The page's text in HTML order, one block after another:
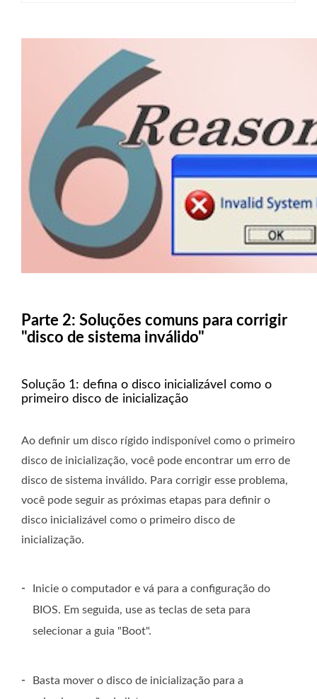
Parte 2: Soluções comuns para corrigir
"disco de sistema inválido"
Solução 1: defina o disco inicializável como o
primeiro disco de inicialização
Ao definir um disco rígido indisponível como o primeiro
disco de inicialização, você pode encontrar um erro de
disco de sistema inválido. Para corrigir esse problema,
você pode seguir as próximas etapas para definir o
disco inicializável como o primeiro disco de
inicialização.
-
Inicie o computador e vá para a configuração do
BIOS. Em seguida, use as teclas de seta para
selecionar a guia "Boot".
-
Basta mover o disco de inicialização para a